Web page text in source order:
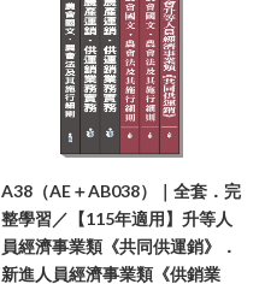
A38（AE＋AB038）｜全套．完
整學習／【115年適用】升等人
員經濟事業類《共同供運銷》．
新進人員經濟事業類《供銷業